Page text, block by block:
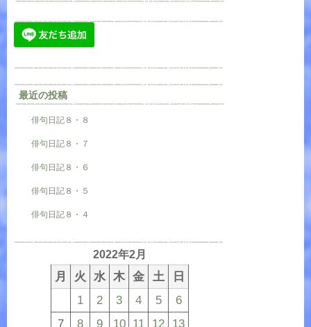
最近の投稿
俳句日記８・８
俳句日記８・７
俳句日記８・６
俳句日記８・５
俳句日記８・４
2022年2月
月 火 水 木 金 土
日
1
2 3 4 5
6
7
8 9 10 11 12 13